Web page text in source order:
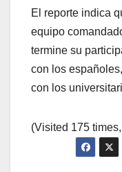
El reporte indica
equipo
termine su
con los
con los
(Visited 175